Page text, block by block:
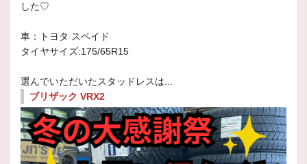
した♡
車：トヨタ スペイド
タイヤサイズ:175/65R15
選んでいただいたスタッドレスは...
ブリザック VRX2